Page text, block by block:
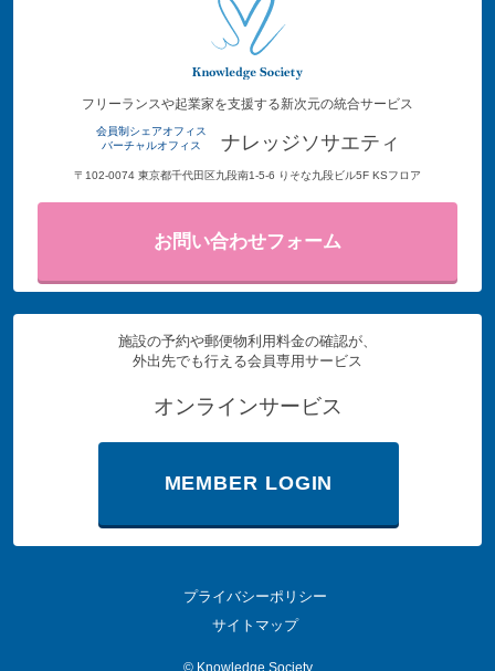
フリーランスや起業家を支援する新次元の統合サービス
会員制シェアオフィス
バーチャルオフィス
ナレッジソサエティ
〒102-0074 東京都千代田区九段南1-5-6 りそな九段ビル5F KSフロア
お問い合わせフォーム
施設の予約や郵便物利用料金の確認が、
外出先でも行える会員専用サービス
オンラインサービス
MEMBER LOGIN
プライバシーポリシー
サイトマップ